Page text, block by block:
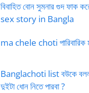
বিবাহিত বোন সুমনার গুদ ফাক
sex story in Bangla
ma chele choti পারিবারিক
Banglachoti list বউকে
দুইটা ধোন নিতে পারবা ?